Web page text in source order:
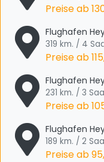
Preise ab
Flughafen
319 km. / 4
Preise ab
Flughafen
231 km. / 3
Preise ab
Flughafen
189 km. / 2
Preise ab